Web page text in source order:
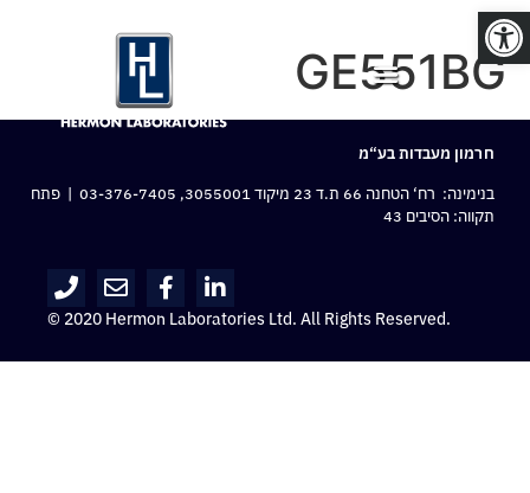
פתח סרגל נגישות
GE551BG
חרמון מעבדות בע“מ
בנימינה: רח‘ הטחנה 66 ת.ד 23 מיקוד 3055001,
03-376-7405 | פתח
תקווה: הסיבים 43
© 2020 Hermon Laboratories Ltd. All Rights Reserved.